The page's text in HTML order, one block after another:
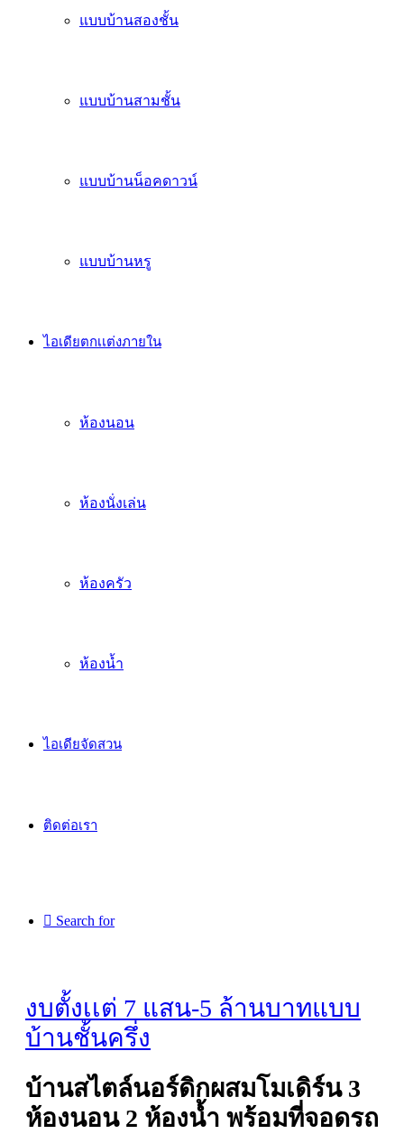
แบบบ้านสองชั้น
แบบบ้านสามชั้น
แบบบ้านน็อคดาวน์
แบบบ้านหรู
ไอเดียตกเเต่งภายใน
ห้องนอน
ห้องนั่งเล่น
ห้องครัว
ห้องน้ำ
ไอเดียจัดสวน
ติดต่อเรา
Search for
งบตั้งเเต่ 7 แสน-5 ล้านบาทแบบ
บ้านชั้นครึ่ง
บ้านสไตล์นอร์ดิกผสมโมเดิร์น 3
ห้องนอน 2 ห้องน้ำ พร้อมที่จอดรถ